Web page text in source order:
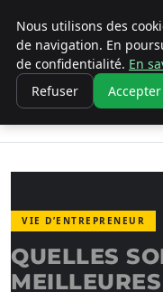
LA
ACCUEIL
VIE
QUELLES SONT
VIE D’ENTREPRENEUR
QUELLES
Nous utilisons des
de navigation. En
de confidentialité. En
Refuser
Accepter